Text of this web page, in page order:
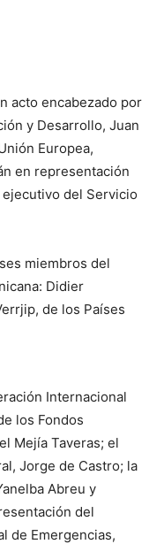
acto encabezado por
y Desarrollo, Juan
Europea,
en representación
del Servicio
miembros del
Didier
de los Países
Internacional
los Fondos
Mejía Taveras; el
Jorge de Castro; la
Abreu y
del
de Emergencias,